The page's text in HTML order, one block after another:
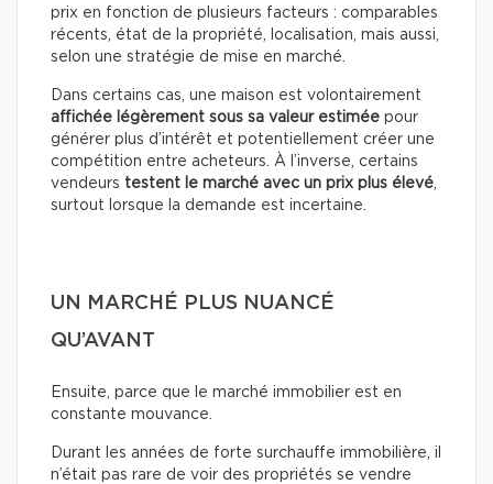
prix en fonction de plusieurs facteurs : comparables
récents, état de la propriété, localisation, mais aussi,
selon une stratégie de mise en marché.
Dans certains cas, une maison est volontairement
affichée légèrement sous sa valeur estimée pour
générer plus d’intérêt et potentiellement créer une
compétition entre acheteurs. À l’inverse, certains
vendeurs testent le marché avec un prix plus élevé,
surtout lorsque la demande est incertaine.
UN MARCHÉ PLUS NUANCÉ
QU’AVANT
Ensuite, parce que le marché immobilier est en
constante mouvance.
Durant les années de forte surchauffe immobilière, il
n’était pas rare de voir des propriétés se vendre